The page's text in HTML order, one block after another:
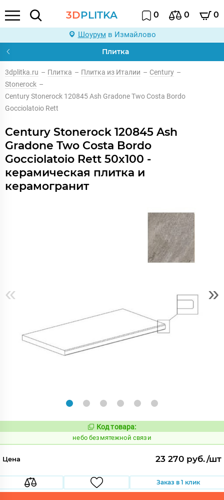
3DPLITKA 0 0 0
Шоурум в Измайлово
Плитка
3dplitka.ru – Плитка – Плитка из Италии – Century –
Stonerock –
Century Stonerock 120845 Ash Gradone Two Costa Bordo
Gocciolatoio Rett
Century Stonerock 120845 Ash
Gradone Two Costa Bordo
Gocciolatoio Rett 50x100 -
керамическая плитка и
керамогранит
« »
Код:
1109961
Код товара:
небо безмятежной связи
Цена 23 270 руб./шт
Заказ в 1 клик